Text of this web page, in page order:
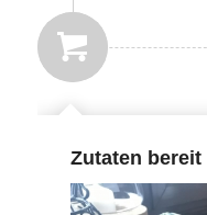
Zutaten bereit